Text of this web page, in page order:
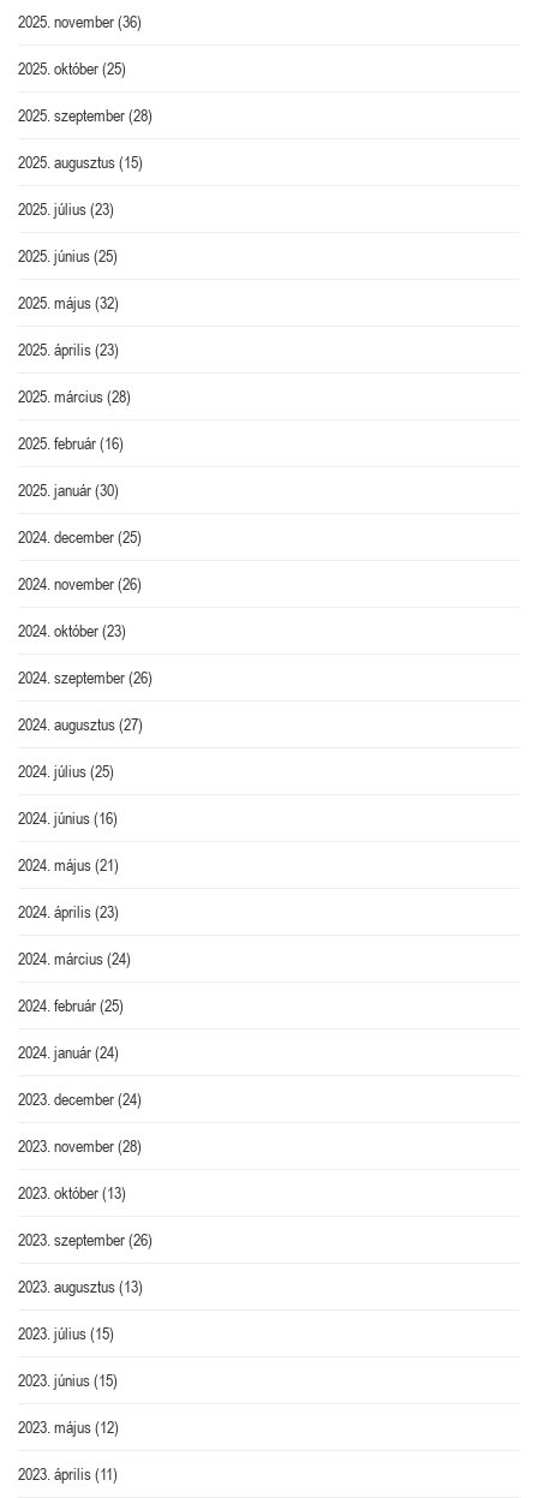
2025. november(36)
2025. október(25)
2025. szeptember(28)
2025. augusztus(15)
2025. július(23)
2025. június(25)
2025. május(32)
2025. április(23)
2025. március(28)
2025. február(16)
2025. január(30)
2024. december(25)
2024. november(26)
2024. október(23)
2024. szeptember(26)
2024. augusztus(27)
2024. július(25)
2024. június(16)
2024. május(21)
2024. április(23)
2024. március(24)
2024. február(25)
2024. január(24)
2023. december(24)
2023. november(28)
2023. október(13)
2023. szeptember(26)
2023. augusztus(13)
2023. július(15)
2023. június(15)
2023. május(12)
2023. április(11)